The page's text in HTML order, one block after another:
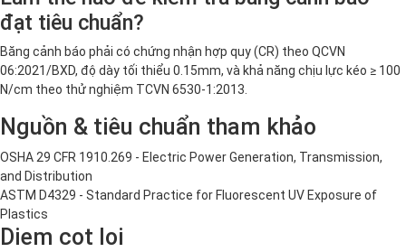
đạt tiêu chuẩn?
Băng cảnh báo phải có chứng nhận hợp quy (CR) theo QCVN
06:2021/BXD, độ dày tối thiểu 0.15mm, và khả năng chịu lực kéo ≥ 100
N/cm theo thử nghiệm TCVN 6530-1:2013.
Nguồn & tiêu chuẩn tham khảo
OSHA 29 CFR 1910.269 - Electric Power Generation, Transmission,
and Distribution
ASTM D4329 - Standard Practice for Fluorescent UV Exposure of
Plastics
Diem cot loi